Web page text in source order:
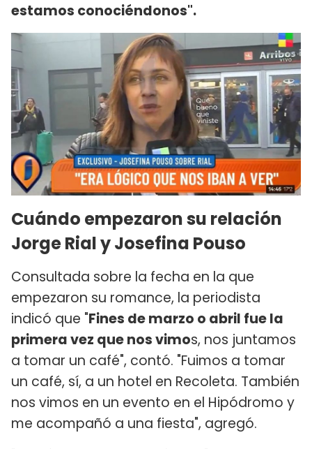
estamos conociéndonos".
Cuándo empezaron su relación
Jorge Rial y Josefina Pouso
Consultada sobre la fecha en la que
empezaron su romance, la periodista
indicó que "Fines de marzo o abril fue la
primera vez que nos vimos, nos juntamos
a tomar un café", contó. "Fuimos a tomar
un café, sí, a un hotel en Recoleta. También
nos vimos en un evento en el Hipódromo y
me acompañó a una fiesta", agregó.